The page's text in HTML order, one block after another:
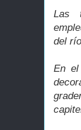
Las
del
En el